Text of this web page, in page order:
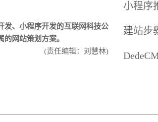
发、 小程序开发的互联网科技公
网站策划方案。
(责任编辑：刘慧林)
小程序
建站步